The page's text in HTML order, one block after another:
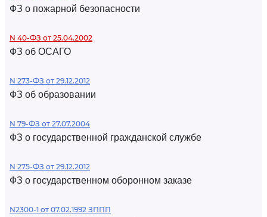
ФЗ о пожарной безопасности
N 40-ФЗ от 25.04.2002
ФЗ об ОСАГО
N 273-ФЗ от 29.12.2012
ФЗ об образовании
N 79-ФЗ от 27.07.2004
ФЗ о государственной гражданской службе
N 275-ФЗ от 29.12.2012
ФЗ о государственном оборонном заказе
N2300-1 от 07.02.1992 ЗППП